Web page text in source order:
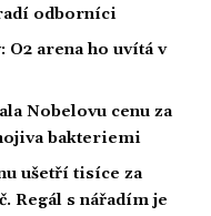
odborníci
arena ho uvítá v
Nobelovu cenu za
bakteriemi
ušetří tisíce za
Regál s nářadím je